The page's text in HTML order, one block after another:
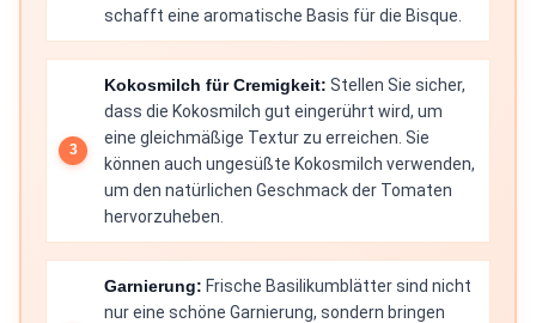
schafft eine aromatische Basis für die Bisque.
Kokosmilch für Cremigkeit: Stellen Sie sicher,
dass die Kokosmilch gut eingerührt wird, um
eine gleichmäßige Textur zu erreichen. Sie
können auch ungesüßte Kokosmilch verwenden,
um den natürlichen Geschmack der Tomaten
hervorzuheben.
Garnierung: Frische Basilikumblätter sind nicht
nur eine schöne Garnierung, sondern bringen